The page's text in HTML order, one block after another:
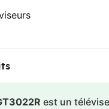
est un